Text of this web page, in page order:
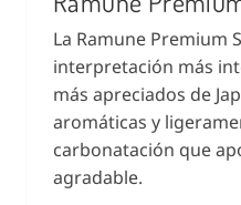
La Ramune Premium
interpretación más
más apreciados de
aromáticas y
carbonatación que
agradable.